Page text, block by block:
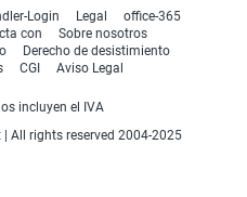
Login Legal
office-365
con
Sobre nosotros
Derecho de desistimiento
CGI Aviso Legal
incluyen el IVA
All rights reserved 2004-2025